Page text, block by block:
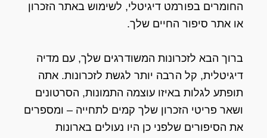
החומרים בפורמט דיגיטלי, לשימוש באתר הזכרון
או אתר סיפור החיים שלך.
ברוך הבא לזכרונות המשודרגים שלך, עם מדיה
דיגיטלית, קל הרבה יותר לגשת לזכרונות. אתה
תופתע לגלות באיזו עוצמה התמונות, הסרטונים
ושאר פריטי הזכרון שלך קמים לתחייה – ומספרים
את הסיפורים שלפני כן היו נעולים בארונות